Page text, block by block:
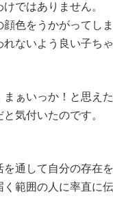
ではありません。
色をうかがってし
ないよう良い子ち
ぁいっか！と思え
気付いたのです。
通して自分の存在
範囲の人に率直に